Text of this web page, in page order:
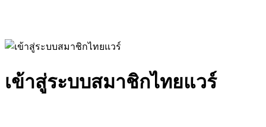
เข้าสู่ระบบสมาชิกไทยแวร์